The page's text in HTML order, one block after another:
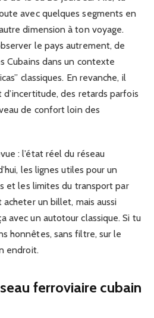
avec quelques segments en
dimension à ton voyage.
le pays autrement, de
Cubains dans un contexte
classiques. En revanche, il
des retards parfois
de confort loin des
: l’état réel du réseau
les lignes utiles pour un
et les limites du transport par
un billet, mais aussi
avec un autotour classique. Si tu
honnêtes, sans filtre, sur le
endroit.
ferroviaire cubain